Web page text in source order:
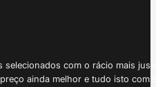
selecionados com o rácio mais
ainda melhor e tudo isto